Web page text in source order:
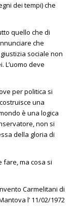
dei tempi) che
quello che di
che
sociale non
L’uomo deve
per politica si
una
è una logica
non si
della gloria di
fare, ma cosa si
Carmelitani di
l’ 11/02/1972